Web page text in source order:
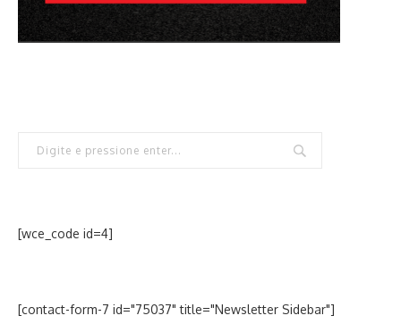
[wce_code id=4]
[contact-form-7 id="75037" title="Newsletter Sidebar"]